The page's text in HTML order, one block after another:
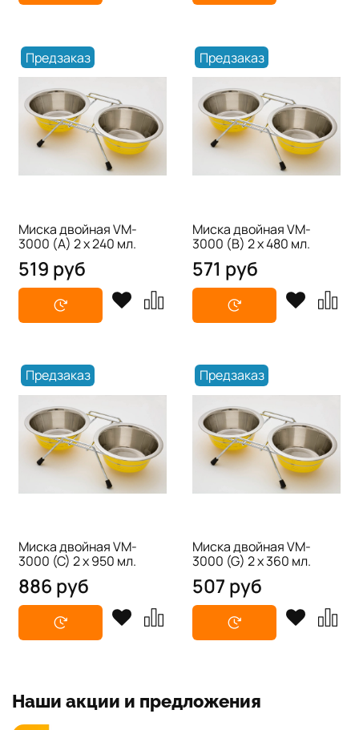
Предзаказ
Миска двойная VM-
3000 (A) 2 х 240 мл.
519 руб
Предзаказ
Миска двойная VM-
3000 (B) 2 х 480 мл.
571 руб
Предзаказ
Миска двойная VM-
3000 (C) 2 х 950 мл.
886 руб
Предзаказ
Миска двойная VM-
3000 (G) 2 х 360 мл.
507 руб
Наши акции и предложения